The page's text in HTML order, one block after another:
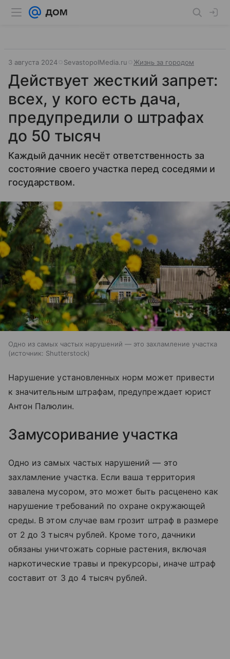
3 августа 2024 SevastopolMedia.ru Жизнь за городом
Действует жесткий запрет:
всех, у кого есть дача,
предупредили о штрафах
до 50 тысяч
Каждый дачник несёт ответственность за
состояние своего участка перед соседями и
государством.
Одно из самых частых нарушений — это захламление участка
источник: Shutterstock
Нарушение установленных норм может привести
к значительным штрафам, предупреждает юрист
Антон Палюлин.
Замусоривание участка
Одно из самых частых нарушений — это
захламление участка. Если ваша территория
завалена мусором, это может быть расценено как
нарушение требований по охране окружающей
среды. В этом случае вам грозит штраф в размере
от 2 до 3 тысяч рублей. Кроме того, дачники
обязаны уничтожать сорные растения, включая
наркотические травы и прекурсоры, иначе штраф
составит от 3 до 4 тысяч рублей.